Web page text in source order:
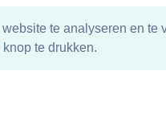
te analyseren en
te drukken.